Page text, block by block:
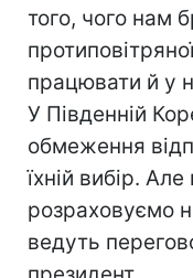
того, чого нам
працювати й у
У Південній
обмеження
їхній вибір.
розраховуємо
ведуть